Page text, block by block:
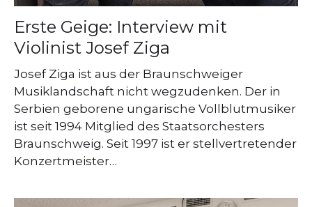
Erste Geige: Interview mit
Violinist Josef Ziga
Josef Ziga ist aus der Braunschweiger
Musiklandschaft nicht wegzudenken. Der in
Serbien geborene ungarische Vollblutmusiker
ist seit 1994 Mitglied des Staatsorchesters
Braunschweig. Seit 1997 ist er stellvertretender
Konzertmeister…